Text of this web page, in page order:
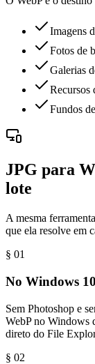
Imagens
Fotos de
Galerias
Recursos
Fundos
JPG para
lote
A mesma
que ela resolve em
§ 01
No Windows
Sem Photoshop e
WebP no Windows
direto do File
§ 02